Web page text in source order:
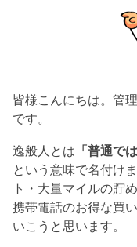
皆様こんにちは。管
です。
逸般人とは 「普通で
という意味で名付け
ト・大量マイルの貯
携帯電話のお得な買
いこうと思います。